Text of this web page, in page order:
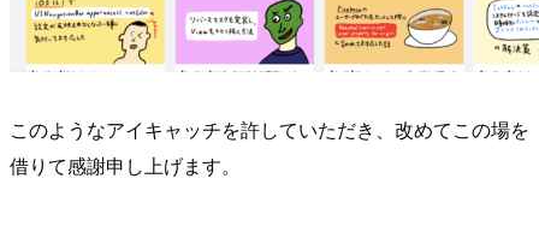
このようなアイキャッチを許していただき、改めてこの場を
借りて感謝申し上げます。